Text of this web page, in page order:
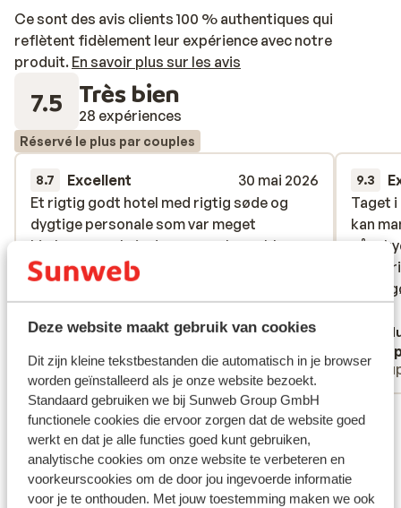
Deze website maakt gebruik van cookies
Dit zijn kleine tekstbestanden die automatisch in je browser
worden geïnstalleerd als je onze website bezoekt.
Standaard gebruiken we bij Sunweb Group GmbH
functionele cookies die ervoor zorgen dat de website goed
werkt en dat je alle functies goed kunt gebruiken,
analytische cookies om onze website te verbeteren en
voorkeurscookies om de door jou ingevoerde informatie
voor je te onthouden. Met jouw toestemming maken we ook
Ce sont des avis clients 100 % authentiques qui
reflètent fidèlement leur expérience avec notre
produit. En savoir plus sur les avis
7.5 Très bien
28 expériences
Réservé le plus par couples
8.7 Excellent
30 mai 2026
Et rigtig godt hotel med rigtig søde og
dygtige personale som var meget
hjælpsomme hvis der var nogle problemer,
men værelserne var meget små der var slet
Et rigtig godt hotel med rigtig søde og
dygtige personale som var meget
hjælpsomme hvis der var nogle problemer,
men værelserne var meget små der var slet
Traduire en français (BE)
Vivi Nielsen
Couples
9.3
Taget
kan
når
til
Taget
kan
når
til
Voir toutes les 28 expériences
Emplacement